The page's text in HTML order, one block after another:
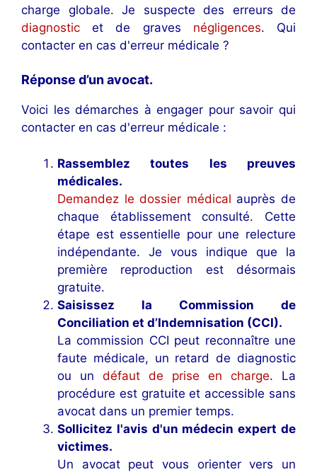
charge globale. Je suspecte des erreurs de
diagnosticet de graves négligences. Qui
contacter en cas d'erreur médicale ?
Réponse d’un avocat.
Voici les démarches à engager pour savoir qui
contacter en cas d'erreur médicale :
Rassemblez toutes les preuves
médicales.
Demandez le dossier médical auprès de
chaque établissement consulté. Cette
étape est essentielle pour une relecture
indépendante. Je vous indique que la
première reproduction est désormais
gratuite.
Saisissez la Commission de
Conciliation et d’Indemnisation (CCI).
La commission CCI peut reconnaître une
faute médicale, un retard de diagnostic
ou un défaut de prise en charge. La
procédure est gratuite et accessible sans
avocat dans un premier temps.
Sollicitez l'avis d'un médecin expert de
victimes.
Un avocat peut vous orienter vers un